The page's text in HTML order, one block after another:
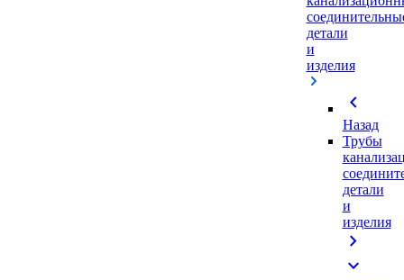
детали
и
изделия
chevron_left
Назад
Трубы
детали
и
изделия
chevron_right
expand_more